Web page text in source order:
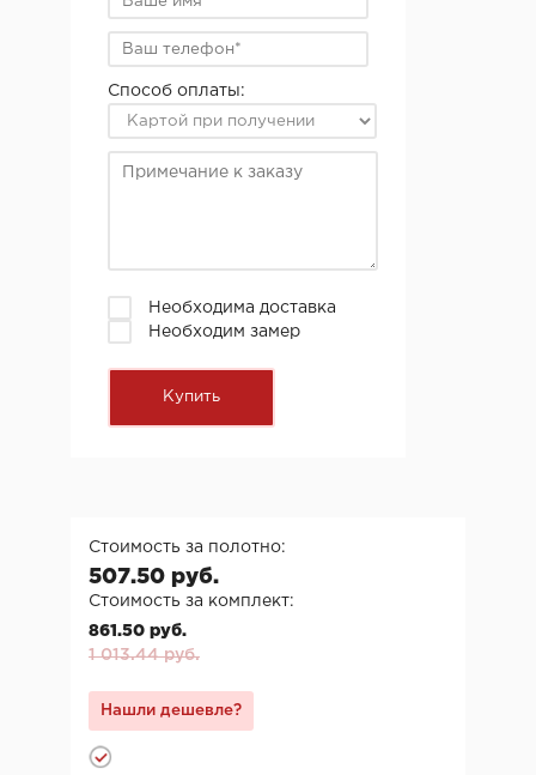
Способ оплаты:
Необходима доставка
Необходим замер
Стоимость за полотно:
507.50 руб.
Стоимость за комплект:
861.50 руб.
1 013.44 руб.
Нашли дешевле?